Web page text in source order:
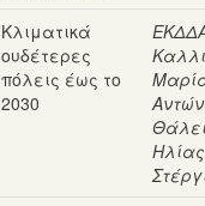
Κλιματικά
ουδέτερες
πόλεις έως το
2030
Ηλίας